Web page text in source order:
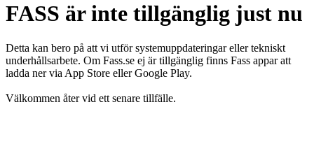
FASS är inte tillgänglig just nu
Detta kan bero på att vi utför systemuppdateringar eller tekniskt
underhållsarbete. Om Fass.se ej är tillgänglig finns Fass appar att
ladda ner via App Store eller Google Play.
Välkommen åter vid ett senare tillfälle.